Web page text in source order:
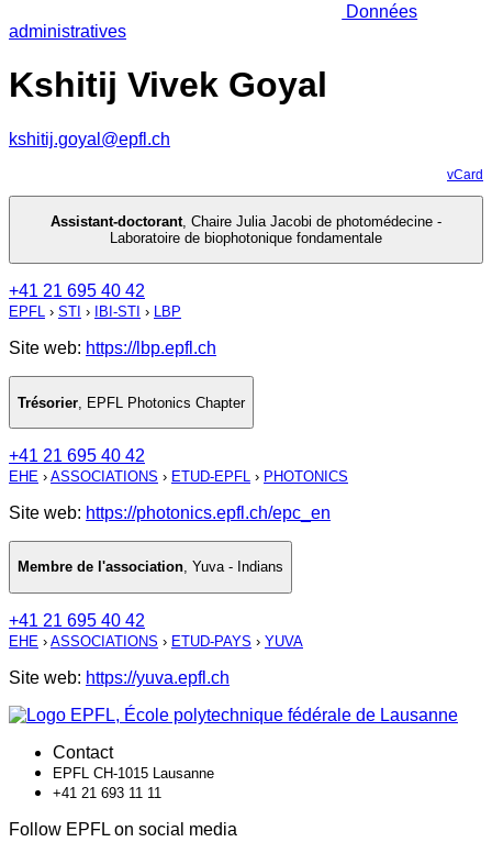
Données
administratives
Kshitij Vivek Goyal
kshitij.goyal@epfl.ch
vCard
Assistant-doctorant, Chaire Julia Jacobi de photomédecine -
Laboratoire de biophotonique fondamentale
+41 21 695 40 42
EPFL › STI › IBI-STI › LBP
Site web: https://lbp.epfl.ch
Trésorier EPFL Photonics Chapter
+41 21 695 40 42
EHE › ASSOCIATIONS › ETUD-EPFL › PHOTONICS
Site web: https://photonics.epfl.ch/epc_en
Membre de l'association, Yuva - Indians
+41 21 695 40 42
EHE › ASSOCIATIONS › ETUD-PAYS › YUVA
Site web: https://yuva.epfl.ch
Contact
EPFL CH-1015 Lausanne
+41 21 693 11 11
Follow EPFL on social media